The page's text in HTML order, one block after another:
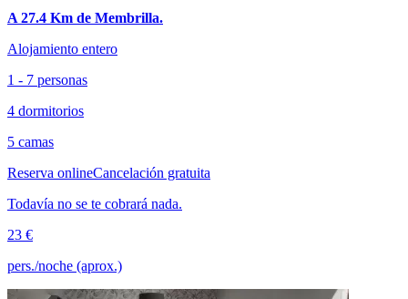
A 27.4 Km de Membrilla.
Alojamiento entero
1 - 7 personas
4 dormitorios
5 camas
Reserva onlineCancelación gratuita
Todavía no se te cobrará nada.
23 €
pers./noche (aprox.)